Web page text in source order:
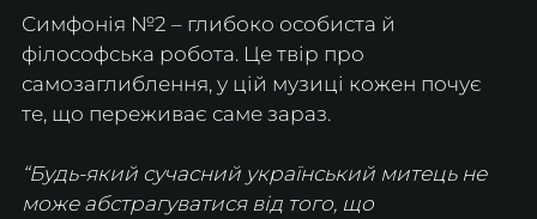
Симфонія №2 – глибоко особиста й
філософська робота. Це твір про
самозаглиблення, у цій музиці кожен почує
те, що переживає саме зараз.
“Будь-який сучасний український митець не
може абстрагуватися від того, що